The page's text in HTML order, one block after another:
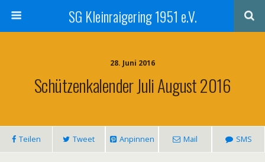
SG Kleinraigering 1951 e.V.
28. Juni 2016
Schützenkalender Juli August 2016
Teilen Tweet Anpinnen Mail SMS